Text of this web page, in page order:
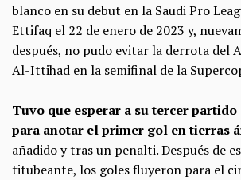
blanco en su debut en la Saudi Pro
Ettifaq el 22 de enero de 2023 y,
después, no pudo evitar la derrota del
Al-Ittihad en la semifinal de la
Tuvo que esperar a su tercer
para anotar el primer gol en tierras
añadido y tras un penalti. Después de
titubeante, los goles fluyeron para el